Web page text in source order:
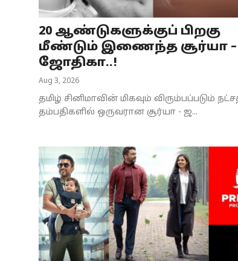
20 ஆண்டுகளுக்குப் பிறகு
மீண்டும் இணைந்த சூர்யா –
ஜோதிகா..!
Aug 3, 2026
தமிழ் சினிமாவின் மிகவும் விரும்பப்படும்
தம்பதிகளில் ஒருவரான சூர்யா - ஜ...